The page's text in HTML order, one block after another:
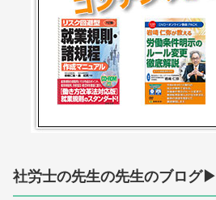
社労士の先生の先生のブログ▶